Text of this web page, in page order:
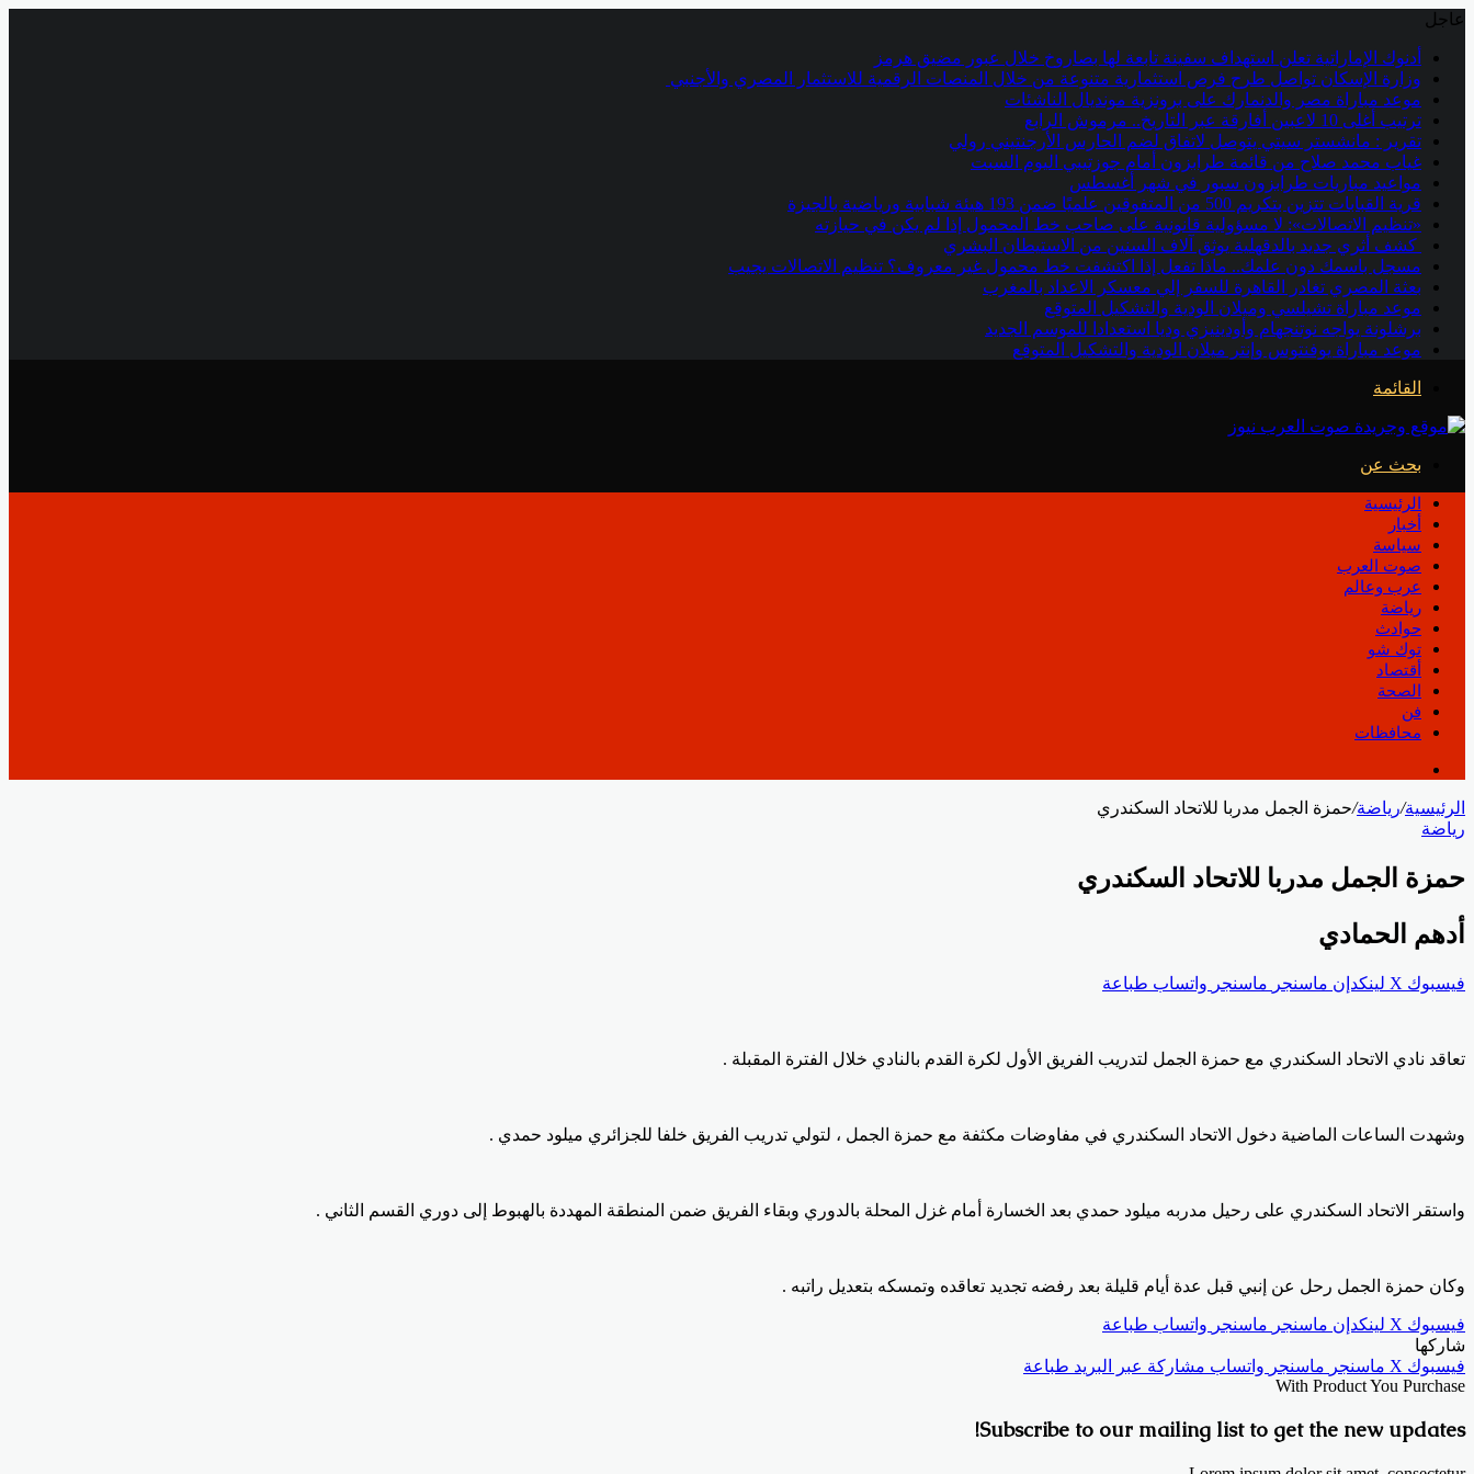
عاجل
أدنوك الإماراتية تعلن استهداف سفينة تابعة لها بصاروخ خلال عبور مضيق هرمز
وزارة الإسكان تواصل طرح فرص استثمارية متنوعة من خلال المنصات الرقمية للاستثمار المصري والأجنبي
موعد مباراة مصر والدنمارك على برونزية مونديال الناشئات
ترتيب أغلى 10 لاعبين أفارقة عبر التاريخ.. مرموش الرابع
تقرير : مانشستر سيتي يتوصل لاتفاق لضم الحارس الأرجنتيني رولي
غياب محمد صلاح من قائمة طرابزون أمام جوزتيبي اليوم السبت
مواعيد مباريات طرابزون سبور في شهر أغسطس
قرية القبابات تتزين بتكريم 500 من المتفوقين علميًا ضمن 193 هيئة شبابية ورياضية بالجيزة
«تنظيم الاتصالات»: لا مسؤولية قانونية على صاحب خط المحمول إذا لم يكن في حيازته
كشف أثري جديد بالدقهلية يوثق آلاف السنين من الاستيطان البشري
مسجل باسمك دون علمك.. ماذا تفعل إذا اكتشفت خط محمول غير معروف؟ تنظيم الاتصالات يجيب
بعثة المصري تغادر القاهرة للسفر إلي معسكر الاعداد بالمغرب
موعد مباراة تشيلسي وميلان الودية والتشكيل المتوقع
برشلونة يواجه نوتنجهام وأودينيزي وديا استعدادا للموسم الجديد
موعد مباراة يوفنتوس وإنتر ميلان الودية والتشكيل المتوقع
القائمة
بحث عن
الرئيسية
أخبار
سياسة
صوت العرب
عرب وعالم
رياضة
حوادث
توك شو
أقتصاد
الصحة
فن
محافظات
الرئيسية/رياضة/حمزة الجمل مدربا للاتحاد السكندري
رياضة
حمزة الجمل مدربا للاتحاد السكندري
أدهم الحمادي
فيسبوك X لينكدإن ماسنجر ماسنجر واتساب طباعة
تعاقد نادي الاتحاد السكندري مع حمزة الجمل لتدريب الفريق الأول لكرة القدم بالنادي خلال الفترة المقبلة .
وشهدت الساعات الماضية دخول الاتحاد السكندري في مفاوضات مكثفة مع حمزة الجمل ، لتولي تدريب الفريق خلفا للجزائري ميلود حمدي .
واستقر الاتحاد السكندري على رحيل مدربه ميلود حمدي بعد الخسارة أمام غزل المحلة بالدوري وبقاء الفريق ضمن المنطقة المهددة بالهبوط إلى دوري القسم الثاني .
وكان حمزة الجمل رحل عن إنبي قبل عدة أيام قليلة بعد رفضه تجديد تعاقده وتمسكه بتعديل راتبه .
فيسبوك X لينكدإن ماسنجر ماسنجر واتساب طباعة
شاركها
فيسبوك X ماسنجر ماسنجر واتساب مشاركة عبر البريد طباعة
With Product You Purchase
Subscribe to our mailing list to get the new updates!